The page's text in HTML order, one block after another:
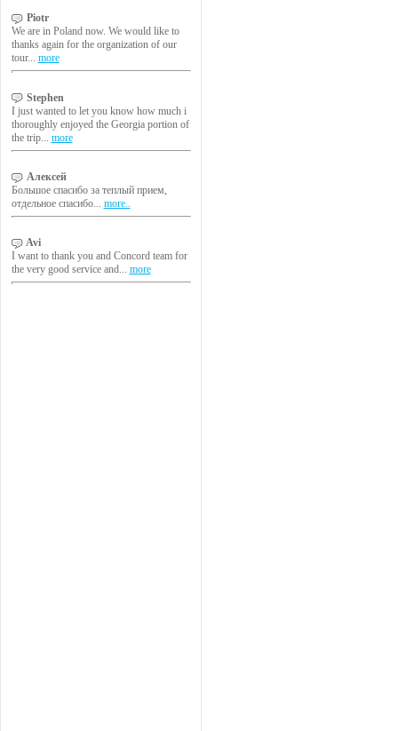
Piotr
We are in Poland now. We would like to
thanks again for the organization of our
tour... more
Stephen
I just wanted to let you know how much i
thoroughly enjoyed the Georgia portion of
the trip... more
Алексей
Большое спасибо за теплый прием,
отдельное спасибо... more..
Avi
I want to thank you and Concord team for
the very good service and... more